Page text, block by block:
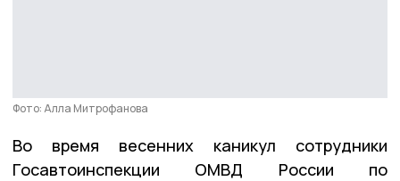
Фото: Алла Митрофанова
Во время весенних каникул сотрудники
Госавтоинспекции ОМВД России по